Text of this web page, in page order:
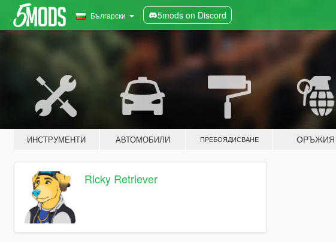
Български 5mods on Discord
ИНСТРУМЕНТИ АВТОМОБИЛИ ПРЕБОЯДИСВАНЕ ОРЪЖИЯ
Ricky Retriever